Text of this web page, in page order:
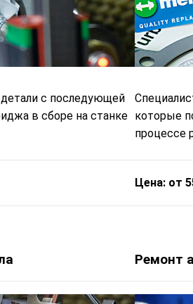
с последующей
в сборе на станке которые
процессе
Цена: от
Ремонт